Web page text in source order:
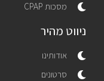
מסכות CPAP
ניווט מהיר
אודותינו
סרטונים